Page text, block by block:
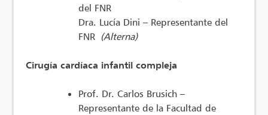
del FNR
Dra. Lucía Dini – Representante del
FNR (Alterna)
Cirugía cardíaca infantil compleja
Prof. Dr. Carlos Brusich –
Representante de la Facultad de